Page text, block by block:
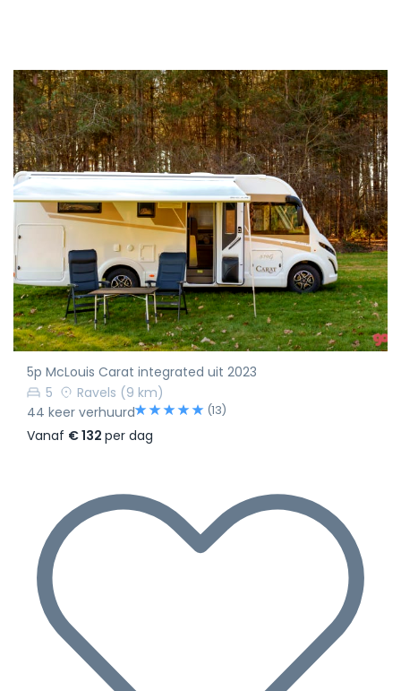
5p McLouis Carat integrated uit 2023
5
Ravels (9 km)
44 keer verhuurd
(13)
Vanaf € 132 per dag